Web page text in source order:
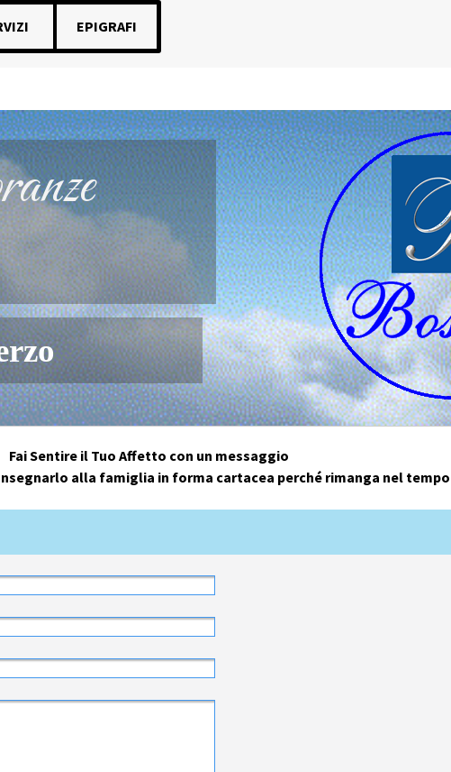
EPIGRAFI
Fai Sentire il Tuo Affetto con un messaggio
alla famiglia in forma cartacea perché rimanga nel tempo
PER AVERE UNA RISPOSTA DA PARTE DEI PARENTI